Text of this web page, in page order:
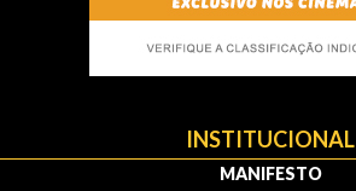
INSTITUCIONAL
MANIFESTO